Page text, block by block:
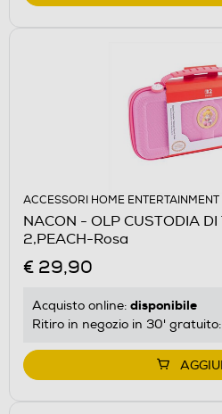
ACCESSORI HOME ENTERTAINMENT
NACON - OLP CUSTODIA
2,PEACH-Rosa
€ 29,90
Acquisto online: disponibile
Ritiro in negozio in 30' gratuito: